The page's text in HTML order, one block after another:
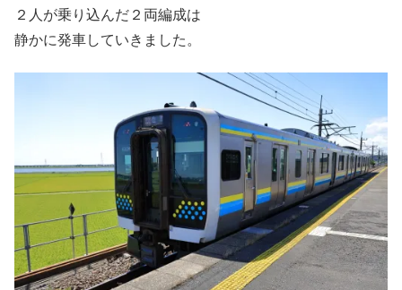
２人が乗り込んだ２両編成は
静かに発車していきました。